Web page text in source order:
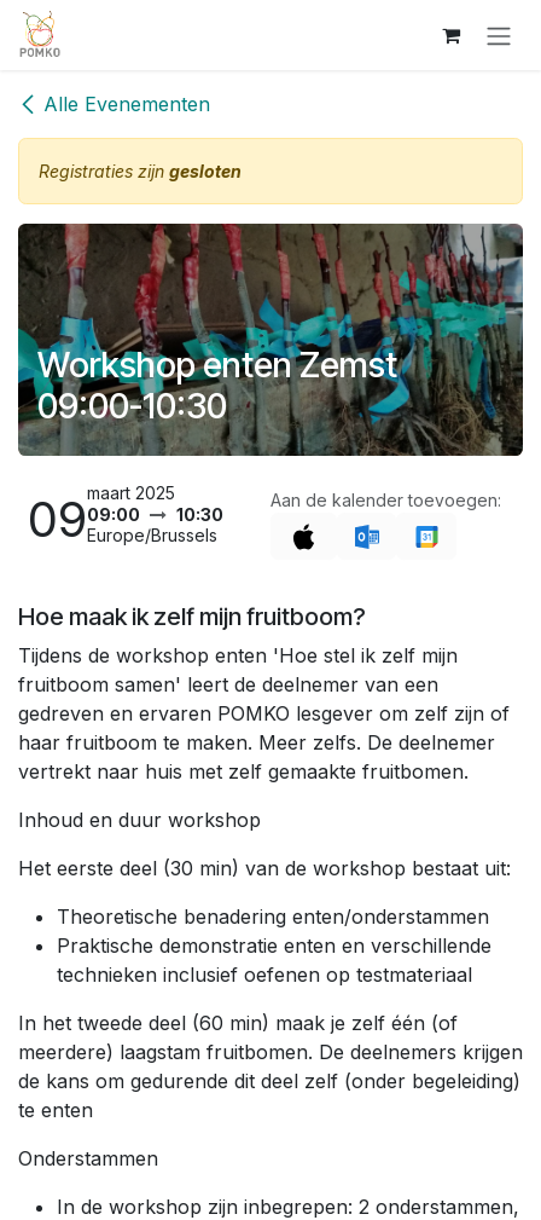
Overslaan naar inhoud
Alle Evenementen
Registraties zijn gesloten
Workshop enten Zemst
09:00-10:30
09maart 2025
09:00
10:30
Europe/Brussels
Aan de kalender toevoegen:
Hoe maak ik zelf mijn fruitboom?
Tijdens de workshop enten 'Hoe stel ik zelf mijn
fruitboom samen' leert de deelnemer van een
gedreven en ervaren POMKO lesgever om zelf zijn of
haar fruitboom te maken. Meer zelfs. De deelnemer
vertrekt naar huis met zelf gemaakte fruitbomen.
Inhoud en duur workshop
Het eerste deel (30 min) van de workshop bestaat uit:
Theoretische benadering enten/onderstammen
Praktische demonstratie enten en verschillende
technieken inclusief oefenen op testmateriaal
In het tweede deel (60 min) maak je zelf één (of
meerdere) laagstam fruitbomen. De deelnemers krijgen
de kans om gedurende dit deel zelf (onder begeleiding)
te enten
Onderstammen
In de workshop zijn inbegrepen: 2 onderstammen,